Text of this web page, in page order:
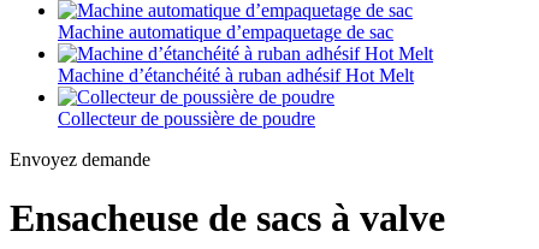
Machine automatique d’empaquetage de sac
Machine d’étanchéité à ruban adhésif Hot Melt
Collecteur de poussière de poudre
Envoyez demande
Ensacheuse de sacs à valve